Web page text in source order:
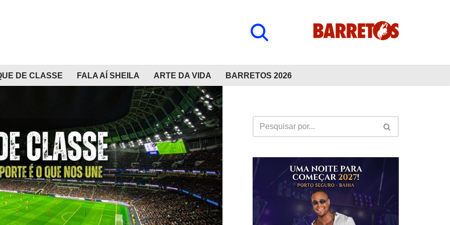
DE CLASSE FALA AÍ SHEILA ARTE DA VIDA BARRETOS 2026